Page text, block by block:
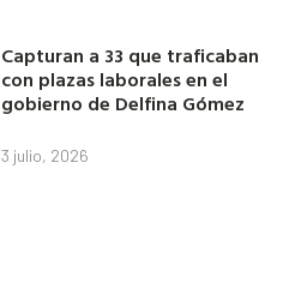
Capturan a 33 que traficaban
con plazas laborales en el
gobierno de Delfina Gómez
3 julio, 2026